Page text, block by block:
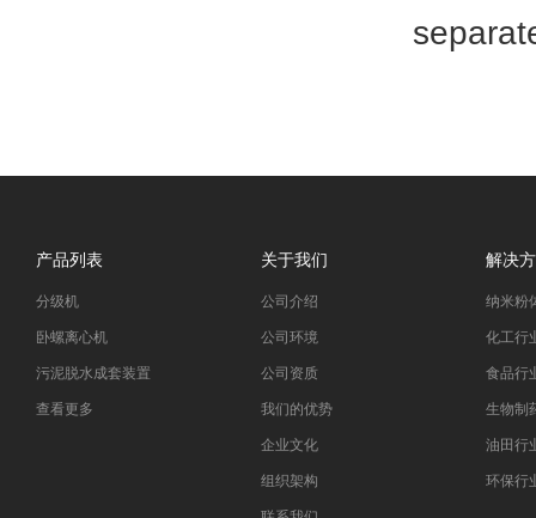
产品列表
分级机
卧螺离心机
污泥脱水成套装置
查看更多
关于我们
公司介绍
公司环境
公司资质
我们的优势
企业文化
组织架构
解决
纳米粉
化工行
食品行
生物制
油田行
环保行